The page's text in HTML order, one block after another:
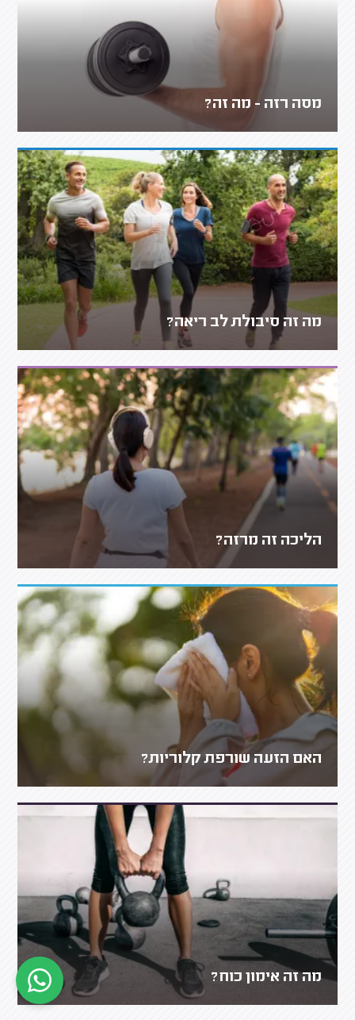
מסה רזה - מה זה?
מה זה סיבולת לב ריאה?
הליכה זה מרזה?
האם הזעה שורפת קלוריות?
מה זה אימון כוח?